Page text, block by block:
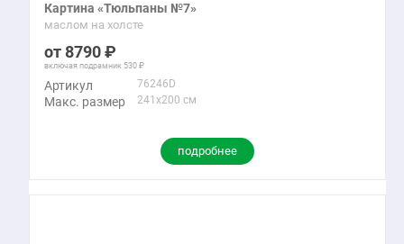
Картина «Тюльпаны №7»
маслом на холсте
8790
включая подрамник 530
Артикул 76246D
Макс. размер 241x200 см
подробнее